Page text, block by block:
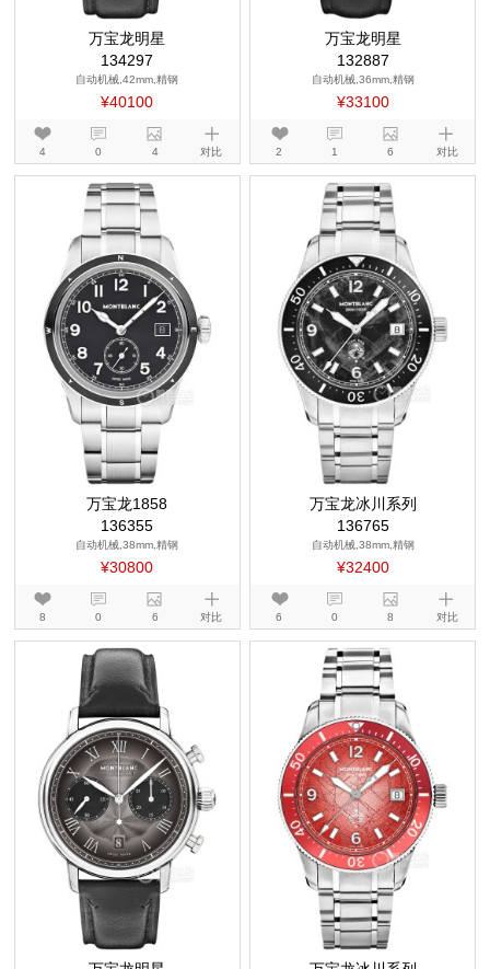
万宝龙明星
134297
自动机械,42mm,精钢
¥40100
4 0 4 对比
万宝龙明星
132887
自动机械,36mm,精钢
¥33100
2 1 6 对比
万宝龙1858
136355
自动机械,38mm,精钢
¥30800
8 0 6 对比
万宝龙冰川系列
136765
自动机械,38mm,精钢
¥32400
6 0 8 对比